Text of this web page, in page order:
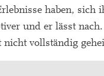
haben, sich
und er lässt
vollständig